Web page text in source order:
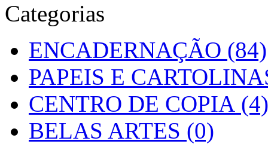
Categorias
ENCADERNAÇÃO (84)
PAPEIS E
CENTRO DE COPIA (4)
BELAS ARTES (0)